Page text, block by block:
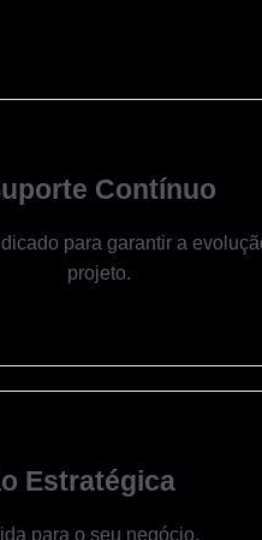
Contínuo
para garantir a
projeto.
Estratégica
para o seu negócio.